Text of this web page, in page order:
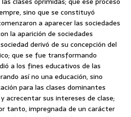
sino que se constituyó
a aparecer las sociedades
la aparición de sociedades
derivó de su concepción del
que se fue transformando
a los fines educativos de las
así no una educación, sino
para las clases dominantes
acrecentar sus intereses de clase;
tanto, impregnada de un carácter